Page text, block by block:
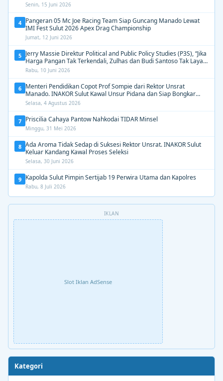
Senin, 15 Juni 2026
4 Pangeran 05 Mc Joe Racing Team Siap Guncang Manado Lewat
IMI Fest Sulut 2026 Apex Drag Championship
Jumat, 12 Juni 2026
5 Jerry Massie Direktur Political and Public Policy Studies (P3S), “Jika
Harga Pangan Tak Terkendali, Zulhas dan Budi Santoso Tak Layak
Dipertahankan”
Rabu, 10 Juni 2026
6 Menteri Pendidikan Copot Prof Sompie dari Rektor Unsrat
Manado. INAKOR Sulut Kawal Unsur Pidana dan Siap Bongkar
Aroma Busuk di Suksesi Rektor
Selasa, 4 Agustus 2026
7 Priscilia Cahaya Pantow Nahkodai TIDAR Minsel
Minggu, 31 Mei 2026
8 Ada Aroma Tidak Sedap di Suksesi Rektor Unsrat. INAKOR Sulut
Keluar Kandang Kawal Proses Seleksi
Selasa, 30 Juni 2026
9 Kapolda Sulut Pimpin Sertijab 19 Perwira Utama dan Kapolres
Rabu, 8 Juli 2026
IKLAN
Slot Iklan AdSense
Kategori